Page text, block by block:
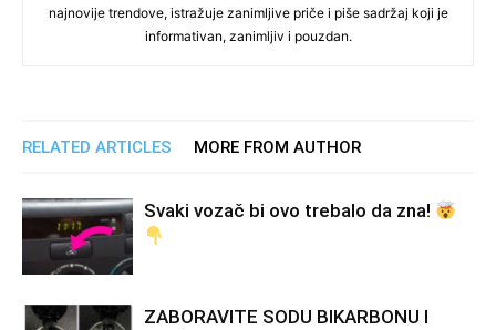
najnovije trendove, istražuje zanimljive priče i piše sadržaj koji je
informativan, zanimljiv i pouzdan.
RELATED ARTICLES MORE FROM AUTHOR
Svaki vozač bi ovo trebalo da zna!
ZABORAVITE SODU BIKARBONU I